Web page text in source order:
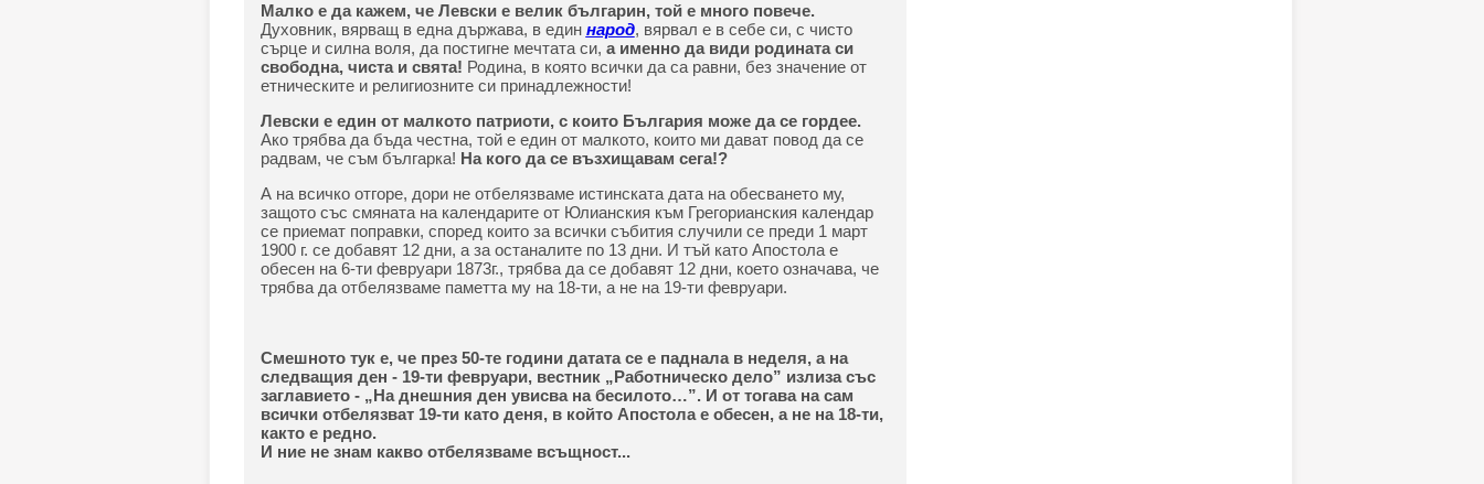
Малко е да кажем, че Левски е велик българин, той е много повече.
Духовник, вярващ в една държава, в един народ, вярвал е в себе си, с чисто
сърце и силна воля, да постигне мечтата си, а именно да види родината си
свободна, чиста и свята! Родина, в която всички да са равни, без значение от
етническите и религиозните си принадлежности!
Левски е един от малкото патриоти, с които България може да се гордее.
Ако трябва да бъда честна, той е един от малкото, които ми дават повод да се
радвам, че съм българка! На кого да се възхищавам сега!?
А на всичко отгоре, дори не отбелязваме истинската дата на обесването му,
защото със смяната на календарите от Юлианския към Грегорианския календар
се приемат поправки, според които за всички събития случили се преди 1 март
1900 г. се добавят 12 дни, а за останалите по 13 дни. И тъй като Апостола е
обесен на 6-ти февруари 1873г., трябва да се добавят 12 дни, което означава, че
трябва да отбелязваме паметта му на 18-ти, а не на 19-ти февруари.
Смешното тук е, че през 50-те години датата се е паднала в неделя, а на
следващия ден - 19-ти февруари, вестник „Работническо дело” излиза със
заглавието - „На днешния ден увисва на бесилото…”. И от тогава на сам
всички отбелязват 19-ти като деня, в който Апостола е обесен, а не на 18-ти,
както е редно.
И ние не знам какво отбелязваме всъщност...